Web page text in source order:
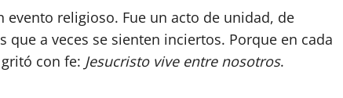
religioso. Fue un acto de unidad, de
a veces se sienten inciertos. Porque en cada
con fe: Jesucristo vive entre nosotros.